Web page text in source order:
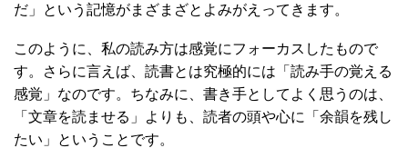
だ」という記憶がまざまざとよみがえってきます。
このように、私の読み方は感覚にフォーカスしたもので
す。さらに言えば、読書とは究極的には「読み手の覚える
感覚」なのです。ちなみに、書き手としてよく思うのは、
「文章を読ませる」よりも、読者の頭や心に「余韻を残し
たい」ということです。